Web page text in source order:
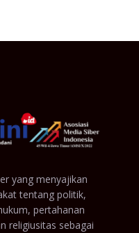
yang menyajikan
tentang politik,
pertahanan
religiusitas sebagai